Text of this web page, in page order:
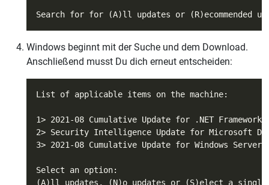
Windows beginnt mit der Suche und dem Download.
Anschließend musst Du dich erneut entscheiden: